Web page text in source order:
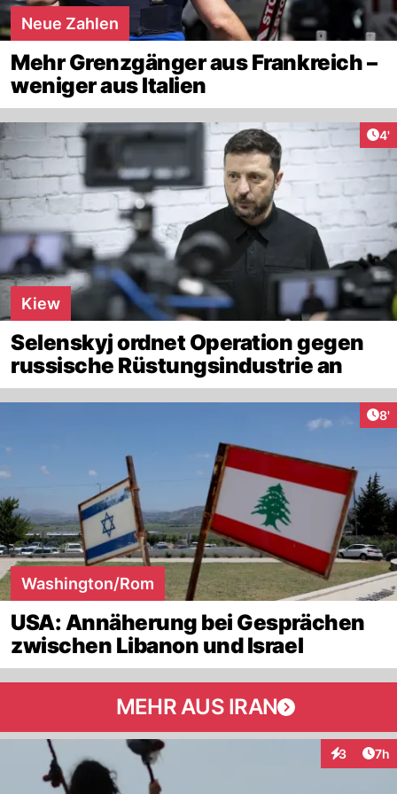
Neue Zahlen
Mehr Grenzgänger aus Frankreich –
weniger aus Italien
4'
Kiew
Selenskyj ordnet Operation gegen
russische Rüstungsindustrie an
8'
Washington/Rom
USA: Annäherung bei Gesprächen
zwischen Libanon und Israel
MEHR AUS IRAN
3 7h